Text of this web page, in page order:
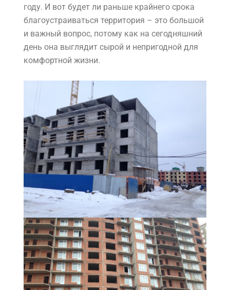
году. И вот будет ли раньше крайнего срока
благоустраиваться территория – это большой
и важный вопрос, потому как на сегодняшний
день она выглядит сырой и непригодной для
комфортной жизни.